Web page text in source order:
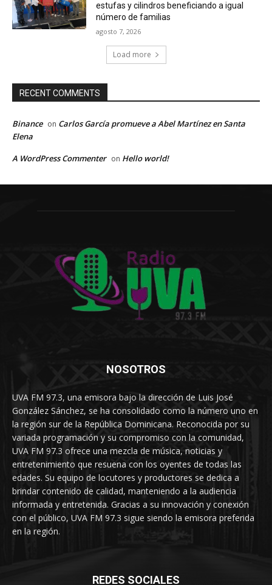
estufas y cilindros beneficiando a igual
número de familias
agosto 7, 2026
Load more
RECENT COMMENTS
Binance on Carlos García promueve a Abel Martínez en Santa
Elena
A WordPress Commenter on Hello world!
NOSOTROS
UVA FM 97.3, una emisora bajo la dirección de Luis José
González Sánchez, se ha consolidado como la número uno en
la región sur de la República Dominicana. Reconocida por su
variada programación y su compromiso con la comunidad,
UVA FM 97.3 ofrece una mezcla de música, noticias y
entretenimiento que resuena con los oyentes de todas las
edades. Su equipo de locutores y productores se dedica a
brindar contenido de calidad, manteniendo a la audiencia
informada y entretenida. Gracias a su innovación y conexión
con el público, UVA FM 97.3 sigue siendo la emisora preferida
en la región.
REDES SOCIALES